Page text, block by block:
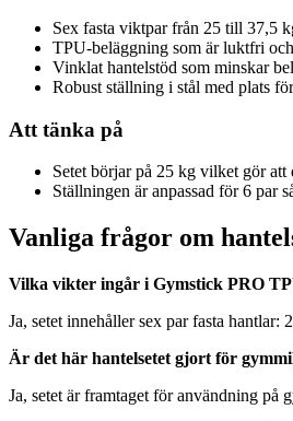
Sex fasta viktpar från 25 till 37,5
TPU-beläggning som är luktfri
Vinklat hantelstöd som minskar
Robust ställning i stål med plats
Att tänka på
Setet börjar på 25 kg vilket gör
Ställningen är anpassad för 6 par
Vanliga frågor om
Vilka vikter ingår i Gymstick PRO
Ja, setet innehåller sex par fasta
Är det här hantelsetet gjort för
Ja, setet är framtaget för användning på